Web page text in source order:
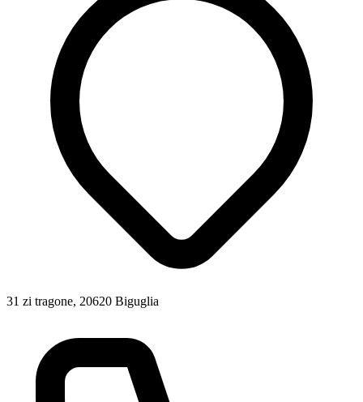
31 zi tragone, 20620 Biguglia